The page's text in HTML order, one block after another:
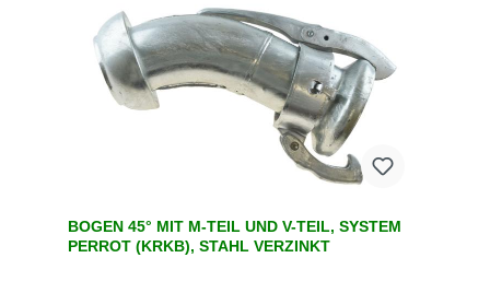
BOGEN 45° MIT M-TEIL UND V-TEIL, SYSTEM
PERROT (KRKB), STAHL VERZINKT